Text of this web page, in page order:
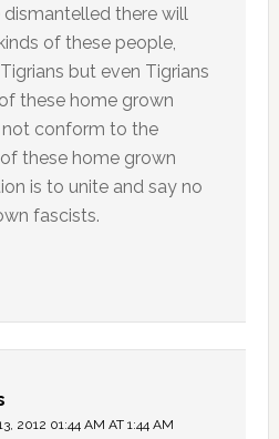
there will
of these people,
but even Tigrians
these home grown
conform to the
these home grown
is to unite and say no
fascists.
2012 01:44 AM AT 1:44 AM